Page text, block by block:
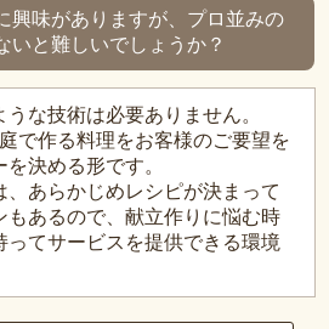
興味がありますが、プロ並みの
いと難しいでしょうか？
うな技術は必要ありません。
で作る料理をお客様のご要望を
決める形です。
あらかじめレシピが決まって
もあるので、献立作りに悩む時
ってサービスを提供できる環境